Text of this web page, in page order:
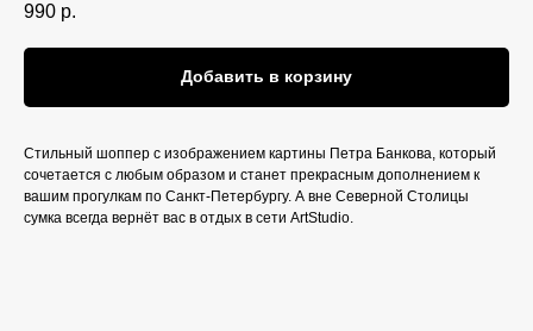
990 р.
Добавить в корзину
Стильный шоппер с изображением картины Петра Банкова, который
сочетается с любым образом и станет прекрасным дополнением к
вашим прогулкам по Санкт-Петербургу. А вне Северной Столицы
сумка всегда вернёт вас в отдых в сети ArtStudio.